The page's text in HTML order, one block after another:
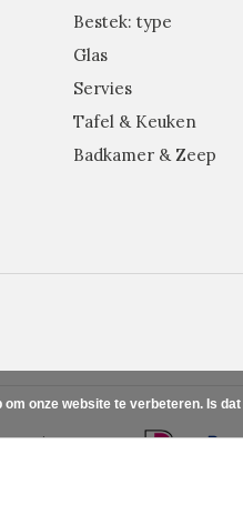
Bestek: type
Glas
Servies
Tafel & Keuken
Badkamer & Zeep
xPlus+
om onze website te verbeteren. Is